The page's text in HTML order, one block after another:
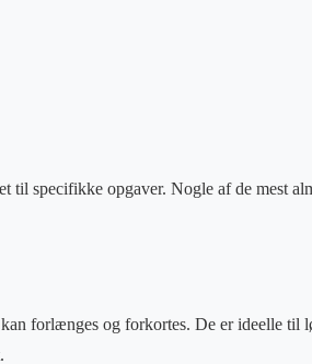
til specifikke opgaver. Nogle af de mest
forlænges og forkortes. De er ideelle til